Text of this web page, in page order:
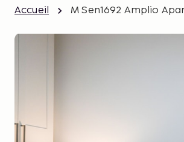
Accueil M Sen1692 Amplio